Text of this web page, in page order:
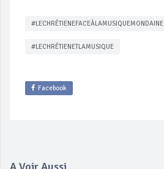
#LECHRÉTIENEFACEÀLAMUSIQUEMONDAINE
#LECHRÉTIENETLAMUSIQUE
Facebook